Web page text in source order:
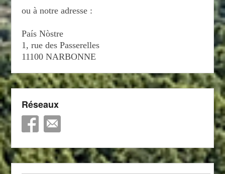
ou à notre adresse :
País Nòstre
1, rue des Passerelles
11100 NARBONNE
Réseaux